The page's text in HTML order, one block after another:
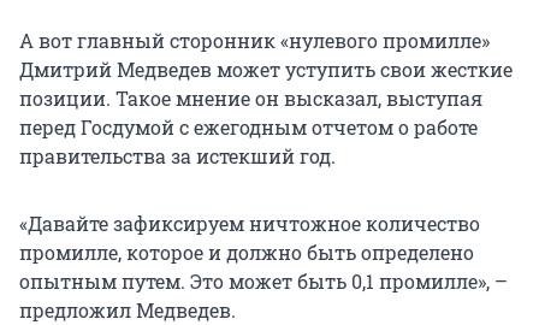
А вот главный сторонник «нулевого промилле»
Дмитрий Медведев может уступить свои жесткие
позиции. Такое мнение он высказал, выступая
перед Госдумой с ежегодным отчетом о работе
правительства за истекший год.
«Давайте зафиксируем ничтожное количество
промилле, которое и должно быть определено
опытным путем. Это может быть 0,1 промилле», –
предложил Медведев.